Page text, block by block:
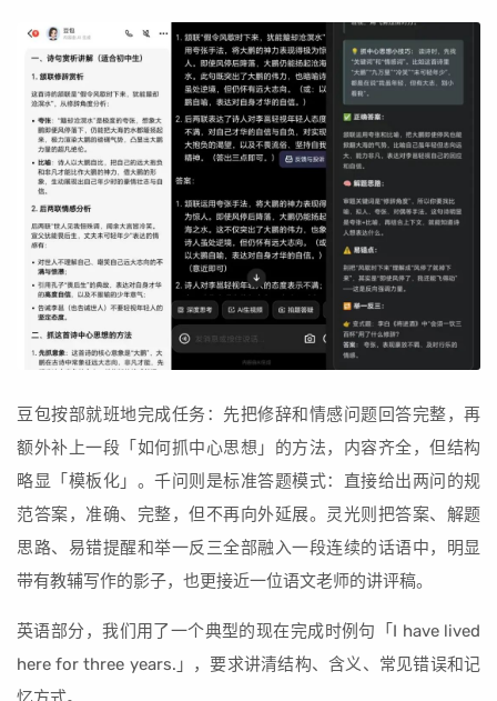
豆包按部就班地完成任务：先把修辞和情感问题回答完整，再
额外补上一段「如何抓中心思想」的方法，内容齐全，但结构
略显「模板化」。千问则是标准答题模式：直接给出两问的规
范答案，准确、完整，但不再向外延展。灵光则把答案、解题
思路、易错提醒和举一反三全部融入一段连续的话语中，明显
带有教辅写作的影子，也更接近一位语文老师的讲评稿。
英语部分，我们用了一个典型的现在完成时例句「I have lived
here for three years.」，要求讲清结构、含义、常见错误和记